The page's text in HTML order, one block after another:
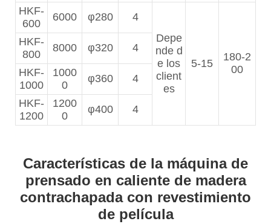
HKF-
600
6000 φ280
4
Depe
nde d
e los
client
es
5-15
180-2
00
HKF-
800
8000 φ320 4
HKF-
1000
1000
0
φ360 4
HKF-
1200
1200
0
φ400 4
Características de la máquina de
prensado en caliente de madera
contrachapada con revestimiento
de película